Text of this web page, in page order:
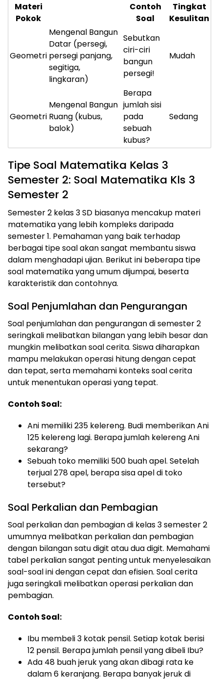
Materi
Pokok
Contoh
Soal
Tingkat
Kesulitan
Geometri
Mengenal Bangun
Datar (persegi,
persegi panjang,
segitiga,
lingkaran)
Sebutkan
ciri-ciri
bangun
persegi!
Mudah
Geometri
Mengenal Bangun
Ruang (kubus,
balok)
Berapa
jumlah sisi
pada
sebuah
kubus?
Sedang
Tipe Soal Matematika Kelas 3
Semester 2: Soal Matematika Kls 3
Semester 2
Semester 2 kelas 3 SD biasanya mencakup materi
matematika yang lebih kompleks daripada
semester 1. Pemahaman yang baik terhadap
berbagai tipe soal akan sangat membantu siswa
dalam menghadapi ujian. Berikut ini beberapa tipe
soal matematika yang umum dijumpai, beserta
karakteristik dan contohnya.
Soal Penjumlahan dan Pengurangan
Soal penjumlahan dan pengurangan di semester 2
seringkali melibatkan bilangan yang lebih besar dan
mungkin melibatkan soal cerita. Siswa diharapkan
mampu melakukan operasi hitung dengan cepat
dan tepat, serta memahami konteks soal cerita
untuk menentukan operasi yang tepat.
Contoh Soal:
Ani memiliki 235 kelereng. Budi memberikan Ani
125 kelereng lagi. Berapa jumlah kelereng Ani
sekarang?
Sebuah toko memiliki 500 buah apel. Setelah
terjual 278 apel, berapa sisa apel di toko
tersebut?
Soal Perkalian dan Pembagian
Soal perkalian dan pembagian di kelas 3 semester 2
umumnya melibatkan perkalian dan pembagian
dengan bilangan satu digit atau dua digit. Memahami
tabel perkalian sangat penting untuk menyelesaikan
soal-soal ini dengan cepat dan efisien. Soal cerita
juga seringkali melibatkan operasi perkalian dan
pembagian.
Contoh Soal:
Ibu membeli 3 kotak pensil. Setiap kotak berisi
12 pensil. Berapa jumlah pensil yang dibeli Ibu?
Ada 48 buah jeruk yang akan dibagi rata ke
dalam 6 keranjang. Berapa banyak jeruk di